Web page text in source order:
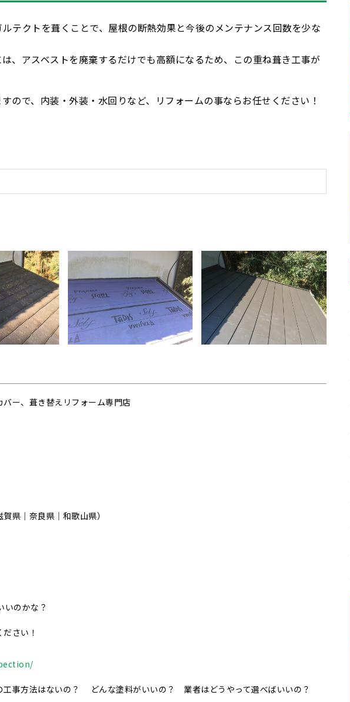
テクトを葺くことで、屋根の断熱効果と今後のメンテナンス回数を少な
、アスベストを廃棄するだけでも高額になるため、この重ね葺き工事が
ので、内装・外装・水回りなど、リフォームの事ならお任せください！
ー、葺き替えリフォーム専門店
県｜奈良県｜和歌山県）
いのかな？
さい！
事方法はないの？ どんな塗料がいいの？ 業者はどうやって選べばいいの？